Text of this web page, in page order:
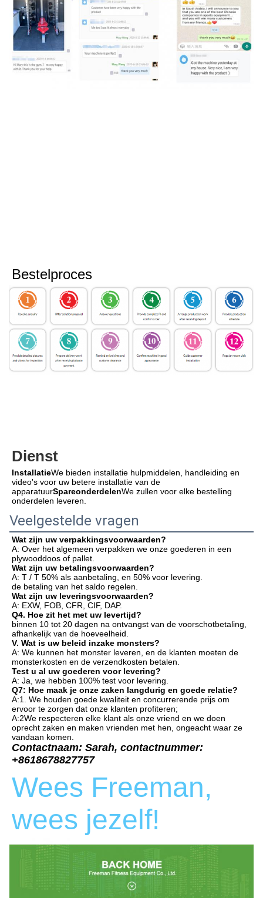
Bestelproces
Dienst
InstallatieWe bieden installatie hulpmiddelen, handleiding en
video's voor uw betere installatie van de
apparatuurSpareonderdelenWe zullen voor elke bestelling
onderdelen leveren.
Veelgestelde vragen
Wat zijn uw verpakkingsvoorwaarden?
A: Over het algemeen verpakken we onze goederen in een
plywooddoos of pallet.
Wat zijn uw betalingsvoorwaarden?
A: T / T 50% als aanbetaling, en 50% voor levering.
de betaling van het saldo regelen.
Wat zijn uw leveringsvoorwaarden?
A: EXW, FOB, CFR, CIF, DAP.
Q4. Hoe zit het met uw levertijd?
binnen 10 tot 20 dagen na ontvangst van de voorschotbetaling,
afhankelijk van de hoeveelheid.
V. Wat is uw beleid inzake monsters?
A: We kunnen het monster leveren, en de klanten moeten de
monsterkosten en de verzendkosten betalen.
Test u al uw goederen voor levering?
A: Ja, we hebben 100% test voor levering.
Q7: Hoe maak je onze zaken langdurig en goede relatie?
A:1. We houden goede kwaliteit en concurrerende prijs om
ervoor te zorgen dat onze klanten profiteren;
A:2We respecteren elke klant als onze vriend en we doen
oprecht zaken en maken vrienden met hen, ongeacht waar ze
vandaan komen.
Contactnaam: Sarah, contactnummer:
+8618678827757
Wees Freeman,
wees jezelf!